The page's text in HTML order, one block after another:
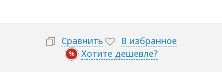
Сравнить В избранное
% Хотите дешевле?